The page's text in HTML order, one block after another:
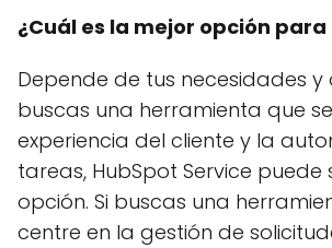
¿Cuál es la mejor opción
Depende de tus necesidades y
buscas una herramienta que
experiencia del cliente y la
tareas, HubSpot Service puede
opción. Si buscas una
centre en la gestión de